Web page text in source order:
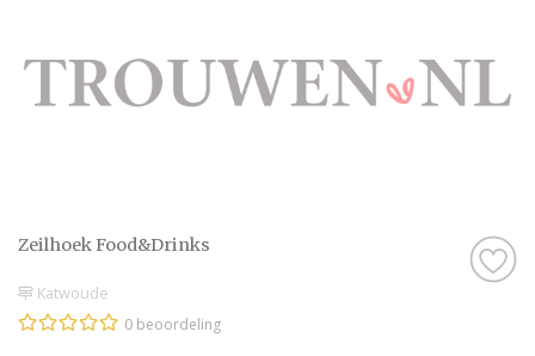
Zeilhoek Food&Drinks
Katwoude
0 beoordeling